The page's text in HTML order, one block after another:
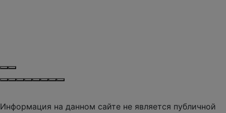
Информация на данном сайте не является публичной